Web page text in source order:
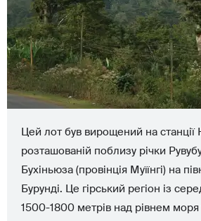
Цей лот був вирощений на станції
розташованій поблизу річки
Бухіньюза (провінція Муїїнгі) на
Бурунді. Це гірський регіон із
1500-1800 метрів над рівнем моря